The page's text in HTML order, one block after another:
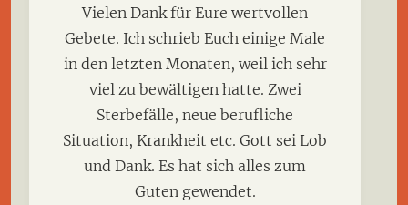
Vielen Dank für Eure wertvollen
Gebete. Ich schrieb Euch einige Male
in den letzten Monaten, weil ich sehr
viel zu bewältigen hatte. Zwei
Sterbefälle, neue berufliche
Situation, Krankheit etc. Gott sei Lob
und Dank. Es hat sich alles zum
Guten gewendet.